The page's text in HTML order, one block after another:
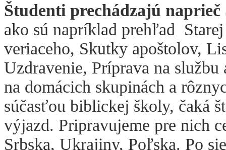
Študenti prechádzajú naprieč
ako sú napríklad prehľad
veriaceho, Skutky apoštolov,
Uzdravenie, Príprava na
na domácich skupinách a
súčasťou biblickej školy, čaká
výjazd. Pripravujeme pre nich
Srbska, Ukrajiny, Poľska. Po